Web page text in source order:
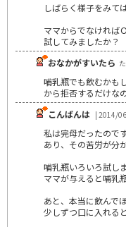
しばらく様子をみて
ママからでなければ
試してみましたか？
おなかがすいたら
哺乳瓶でも飲むかも
から拒否するだけな
こんばんは | 2014/
私は完母だったので
あり、その苦労が分
哺乳瓶いろいろ試し
ママが与えると哺乳
あと、本当に飲んで
少しずつ口に入れる